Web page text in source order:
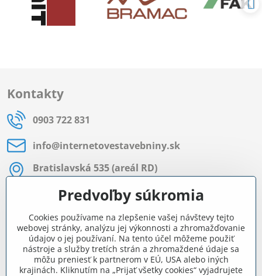
Kontakty
0903 722 831
info​@internetovestavebniny​.sk
Bratislavská 535 (areál RD)
Most pri Bratislave
Pon - Pia 8:00 - 11:30 a 12:15 - 15:30
Facebook
Navigácia
Predvoľby súkromia
Cookies používame na zlepšenie vašej návštevy tejto
webovej stránky, analýzu jej výkonnosti a zhromažďovanie
údajov o jej používaní. Na tento účel môžeme použiť
nástroje a služby tretích strán a zhromaždené údaje sa
môžu preniesť k partnerom v EÚ, USA alebo iných
krajinách. Kliknutím na „Prijať všetky cookies“ vyjadrujete